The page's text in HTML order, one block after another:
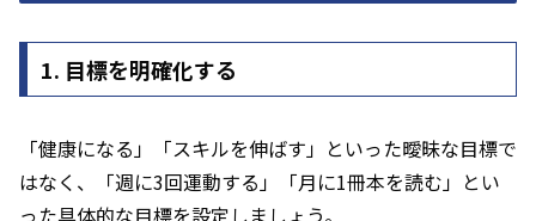
1. 目標を明確化する
「健康になる」「スキルを伸ばす」といった曖昧な目標で
はなく、「週に3回運動する」「月に1冊本を読む」とい
った具体的な目標を設定しましょう。